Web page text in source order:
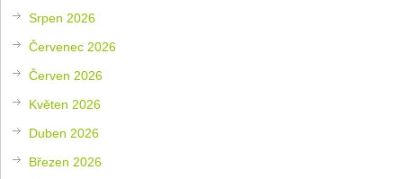
Srpen 2026
Červenec 2026
Červen 2026
Květen 2026
Duben 2026
Březen 2026